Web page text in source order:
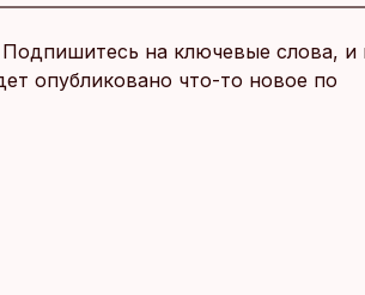
Подпишитесь на ключевые слова, и
опубликовано что-то новое по